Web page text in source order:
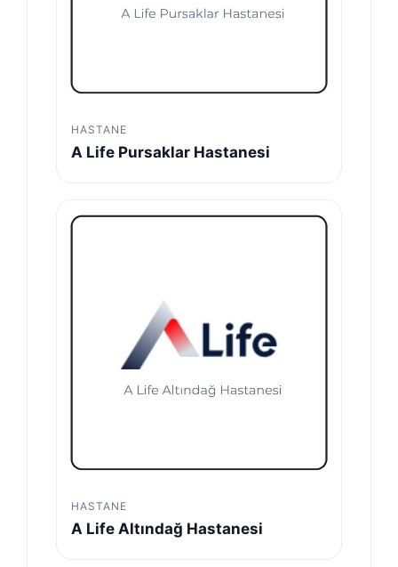
HASTANE
A Life Pursaklar Hastanesi
HASTANE
A Life Altındağ Hastanesi